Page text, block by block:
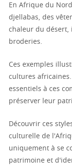
En Afrique du
djellabas, des
chaleur du désert,
broderies.
Ces exemples
cultures
essentiels à ces
préserver leur
Découvrir ces
culturelle de
uniquement à se
patrimoine et